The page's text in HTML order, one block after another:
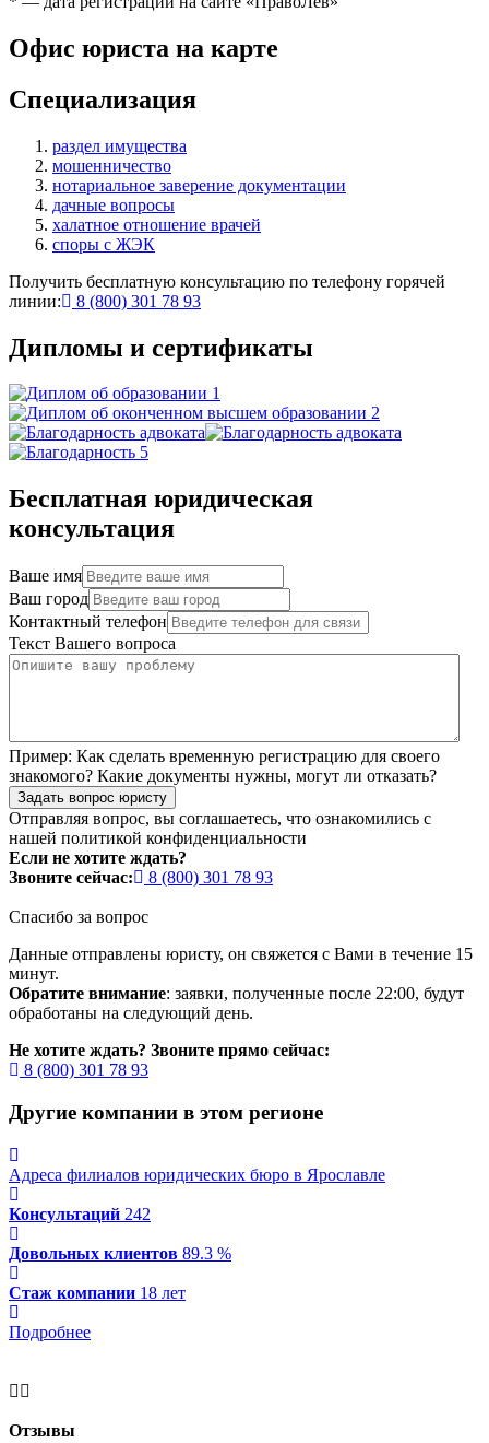
Офис юриста на карте
Специализация
раздел имущества
мошенничество
нотариальное заверение документации
дачные вопросы
халатное отношение врачей
споры с ЖЭК
Получить бесплатную консультацию по телефону горячей
линии:
8 (800) 301 78 93
Дипломы и сертификаты
Бесплатная юридическая
консультация
Ваше имя
Ваш город
Контактный телефон
Текст Вашего вопроса
Пример: Как сделать временную регистрацию для своего
знакомого? Какие документы нужны, могут ли отказать?
Задать вопрос юристу
Отправляя вопрос, вы соглашаетесь, что ознакомились с
нашей политикой конфиденциальности
Если не хотите ждать?
Звоните сейчас:
8 (800) 301 78 93
Спасибо за вопрос
Данные отправлены юристу, он свяжется с Вами в течение 15
минут.
Обратите внимание: заявки, полученные после 22:00, будут
обработаны на следующий день.
Не хотите ждать? Звоните прямо сейчас:
8 (800) 301 78 93
Другие компании в этом регионе
Адреса филиалов юридических бюро в Ярославле
Консультаций 242
Довольных клиентов 89.3 %
Стаж компании 18 лет
Подробнее
Отзывы